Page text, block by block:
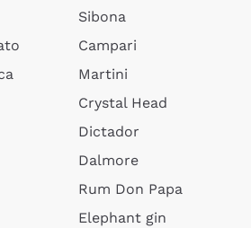
Sibona
Campari
Martini
Crystal Head
Dictador
Dalmore
Rum Don Papa
Elephant gin